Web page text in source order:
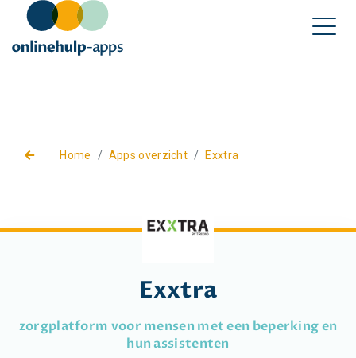
Home Apps overzicht Exxtra
Exxtra
zorgplatform voor mensen met een beperking en
hun assistenten